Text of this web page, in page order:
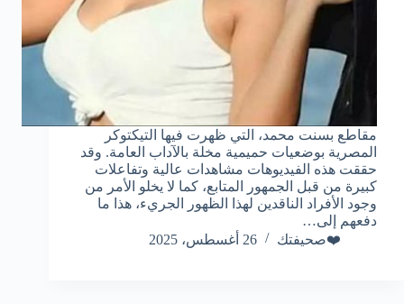
مقاطع بسنت محمد، التي ظهرت فيها التيكتوكر
المصرية بوضعيات حميمية مخلة بالآداب العامة. وقد
حققت هذه الفيديوهات مشاهدات عالية وتفاعلات
كبيرة من قبل الجمهور المتابع، كما لا يخلو الأمر من
وجود الأفراد الناقدين لهذا الظهور الجريء، هذا ما
دفعهم إلى…
❤️صحيفتك
26 أغسطس، 2025